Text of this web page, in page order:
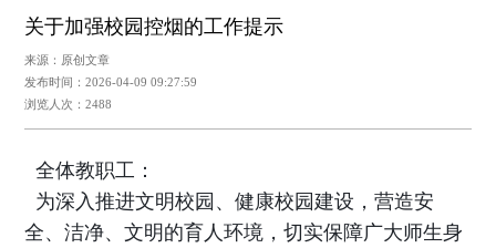
关于加强校园控烟的工作提示
来源：原创文章
发布时间：2026-04-09 09:27:59
浏览人次：2488
全体教职工：
为深入推进文明校园、健康校园建设，营造安
全、洁净、文明的育人环境，切实保障广大师生身